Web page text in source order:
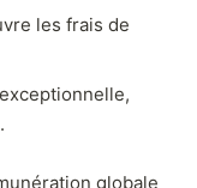
les frais de
globale